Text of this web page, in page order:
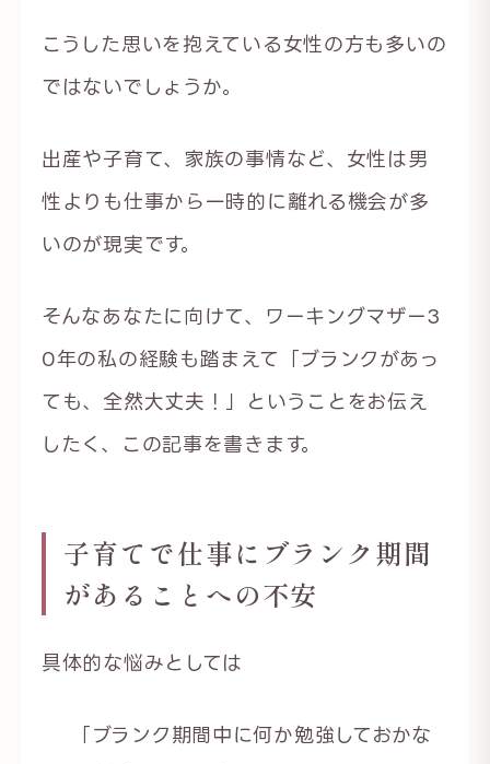
こうした思いを抱えている女性の方も多いの
ではないでしょうか。
出産や子育て、家族の事情など、女性は男
性よりも仕事から一時的に離れる機会が多
いのが現実です。
そんなあなたに向けて、ワーキングマザー3
0年の私の経験も踏まえて「ブランクがあっ
ても、全然大丈夫！」ということをお伝え
したく、この記事を書きます。
子育てで仕事にブランク期間
があることへの不安
具体的な悩みとしては
「ブランク期間中に何か勉強しておかな